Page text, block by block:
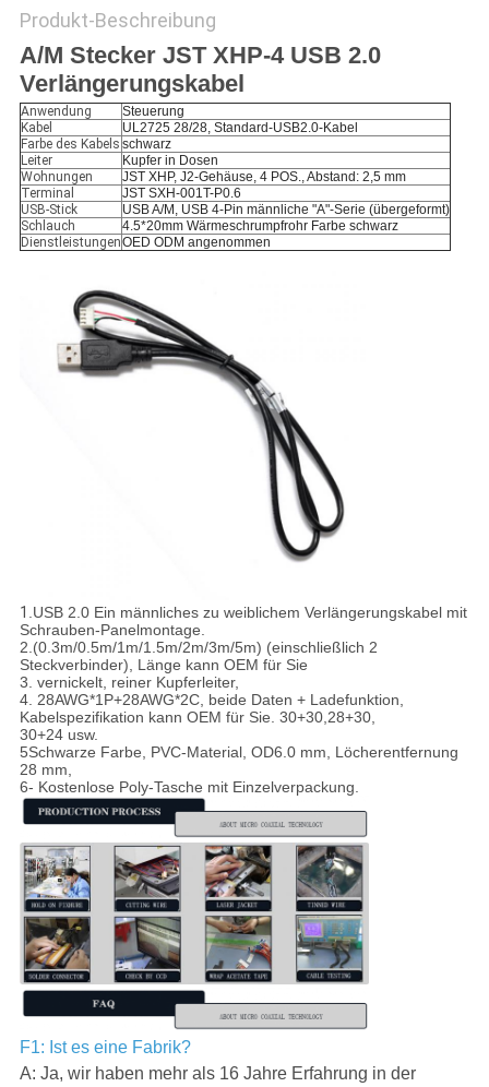
Produkt-Beschreibung
A/M Stecker JST XHP-4 USB 2.0
Verlängerungskabel
Anwendung
Steuerung
Kabel
UL2725 28/28, Standard-USB2.0-Kabel
Farbe des Kabels schwarz
Leiter
Kupfer in Dosen
Wohnungen
JST XHP, J2-Gehäuse, 4 POS., Abstand: 2,5 mm
Terminal
JST SXH-001T-P0.6
USB-Stick
USB A/M, USB 4-Pin männliche "A"-Serie (übergeformt)
Schlauch
4.5*20mm Wärmeschrumpfrohr Farbe schwarz
DienstleistungenOED ODM angenommen
1 .USB 2.0 Ein männliches zu weiblichem Verlängerungskabel mit
Schrauben-Panelmontage.
2.(0.3m/0.5m/1m/1.5m/2m/3m/5m) (einschließlich 2
Steckverbinder), Länge kann OEM für Sie
3. vernickelt, reiner Kupferleiter,
4. 28AWG*1P+28AWG*2C, beide Daten + Ladefunktion,
Kabelspezifikation kann OEM für Sie. 30+30,28+30,
30+24 usw.
5Schwarze Farbe, PVC-Material, OD6.0 mm, Löcherentfernung
28 mm,
6- Kostenlose Poly-Tasche mit Einzelverpackung.
F1: Ist es eine Fabrik?
A: Ja, wir haben mehr als 16 Jahre Erfahrung in der